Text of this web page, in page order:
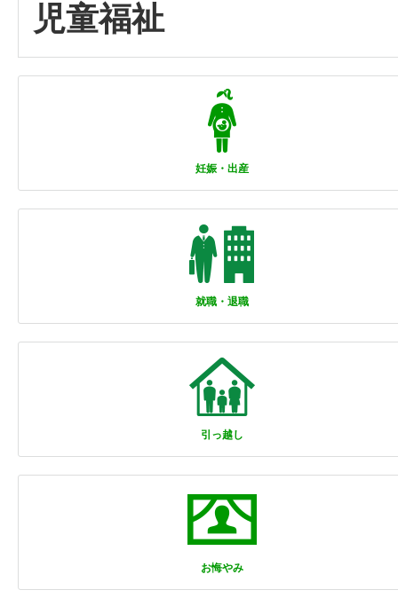
児童福祉
妊娠・出産
就職・退職
引っ越し
お悔やみ